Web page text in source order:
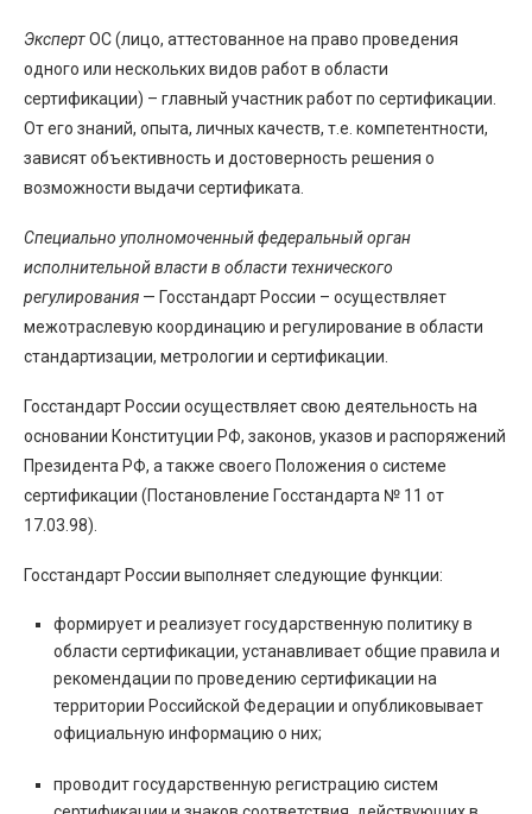
ЭкспертОС (лицо, аттестованное на право проведения
одного или нескольких видов работ в области
сертификации) – главный участник работ по сертификации.
От его знаний, опыта, личных качеств, т.е. компетентности,
зависят объективность и достоверность решения о
возможности выдачи сертификата.
Специально уполномоченный федеральный орган
исполнительной власти в области технического
регулирования — Госстандарт России – осуществляет
межотраслевую координацию и регулирование в области
стандартизации, метрологии и сертификации.
Госстандарт России осуществляет свою деятельность на
основании Конституции РФ, законов, указов и распоряжений
Президента РФ, а также своего Положения о системе
сертификации (Постановление Госстандарта № 11 от
17.03.98).
Госстандарт России выполняет следующие функции:
формирует и реализует государственную политику в
области сертификации, устанавливает общие правила и
рекомендации по проведению сертификации на
территории Российской Федерации и опубликовывает
официальную информацию о них;
проводит государственную регистрацию систем